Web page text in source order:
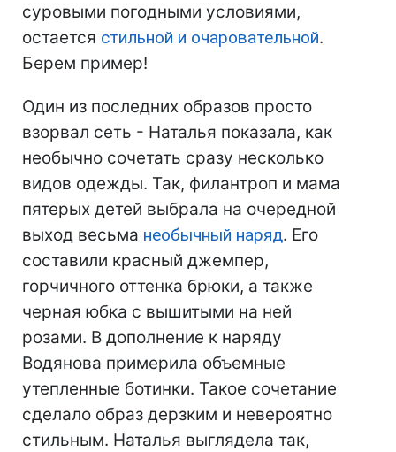
суровыми погодными условиями,
остается стильной и очаровательной.
Берем пример!
Один из последних образов просто
взорвал сеть - Наталья показала, как
необычно сочетать сразу несколько
видов одежды. Так, филантроп и мама
пятерых детей выбрала на очередной
выход весьма необычный наряд. Его
составили красный джемпер,
горчичного оттенка брюки, а также
черная юбка с вышитыми на ней
розами. В дополнение к наряду
Водянова примерила объемные
утепленные ботинки. Такое сочетание
сделало образ дерзким и невероятно
стильным. Наталья выглядела так,